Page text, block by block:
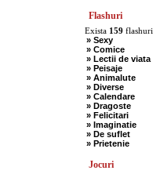
Flashuri
Exista 159 flashuri.
» Sexy
» Comice
» Lectii de viata
» Peisaje
» Animalute
» Diverse
» Calendare
» Dragoste
» Felicitari
» Imaginatie
» De suflet
» Prietenie
Jocuri